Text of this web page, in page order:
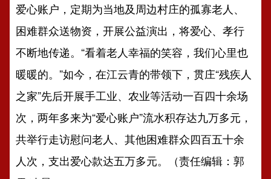
爱心账户，定期为当地及周边村庄的孤寡老人、
困难群众送物资，开展公益演出，将爱心、孝行
不断地传递。“看着老人幸福的笑容，我们心里也
暖暖的。”如今，在江云青的带领下，贯庄“残疾人
之家”先后开展手工业、农业等活动一百四十余场
次，两年多来为“爱心账户”流水积存达九万多元，
共举行走访慰问老人、其他困难群众四百五十余
人次，支出爱心款达五万多元。（责任编辑：郭